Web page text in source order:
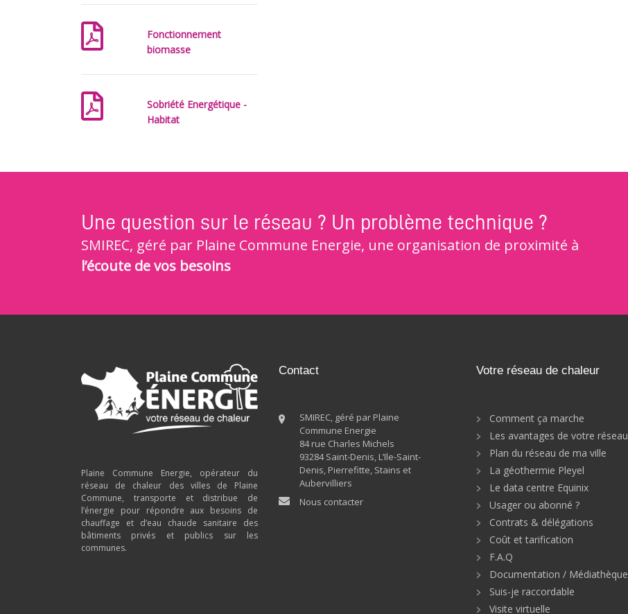
Fonctionnement
biomasse
Sobriété Energétique -
Habitat
Une question sur le réseau ? Un problème technique ?
SMIREC, géré par Plaine Commune Energie, une organisation de proximité à
l’écoute de vos besoins
Plaine Commune Energie, opérateur du
réseau de chaleur des villes de Plaine
Commune, transporte et distribue de
l’énergie pour répondre aux besoins de
chauffage et d’eau chaude sanitaire des
bâtiments privés et publics sur les
communes.
Contact
SMIREC, géré par Plaine
Commune Energie
84 rue Charles Michels
93284 Saint-Denis, L’Ile-Saint-
Denis, Pierrefitte, Stains et
Aubervilliers
Nous contacter
Votre réseau de chaleur
Comment ça marche
Les avantages de votre réseau
Plan du réseau de ma ville
La géothermie Pleyel
Le data centre Equinix
Usager ou abonné ?
Contrats & délégations
Coût et tarification
F.A.Q
Documentation / Médiathèque
Suis-je raccordable
Visite virtuelle